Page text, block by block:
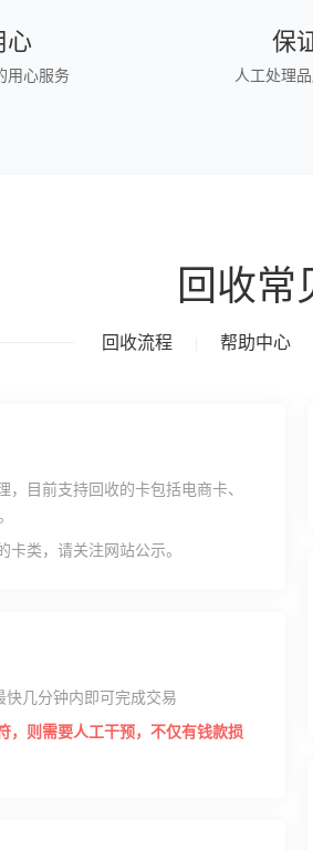
心
用心服务
保
人工处理
回收常
回收流程 帮助中心
目前支持回收的卡包括电商卡、
类，请关注网站公示。
快几分钟内即可完成交易
，则需要人工干预，不仅有钱款损